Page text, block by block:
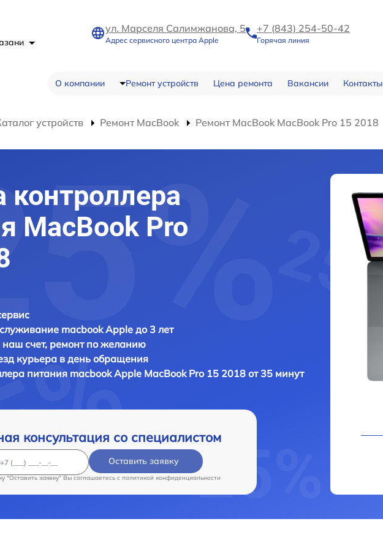
ул. Марселя Салимжанова, 5
Адрес сервисного центра Apple
+7 (843) 254-50-42
Горячая линия
О компании Ремонт устройств Цена ремонта Вакансии Контакты
устройств Ремонт MacBook Ремонт MacBook MacBook Pro 15 2018
контроллера
MacBook Pro
macbook Apple до 3 лет
счет, ремонт по желанию
курьера в день обращения
питания macbookApple MacBook Pro 15 2018 от 35 минут
консультация со специалистом
Оставить заявку
"Оставить заявку" Вы соглашаетесь c политикой конфиденциальности